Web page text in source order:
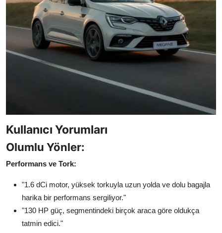
Kullanıcı Yorumları
Olumlu Yönler:
Performans ve Tork:
"1.6 dCi motor, yüksek torkuyla uzun yolda ve dolu bagajla
harika bir performans sergiliyor."
"130 HP güç, segmentindeki birçok araca göre oldukça
tatmin edici."